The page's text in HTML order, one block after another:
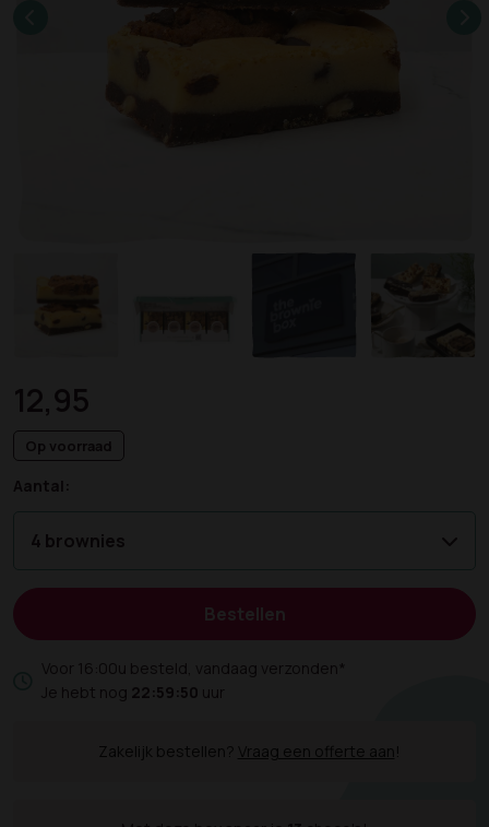
12,95
Op voorraad
Aantal:
4 brownies
Bestellen
Voor 16:00u besteld, vandaag verzonden*
Je hebt nog 22:59:49 uur
Zakelijk bestellen? Vraag een offerte aan!